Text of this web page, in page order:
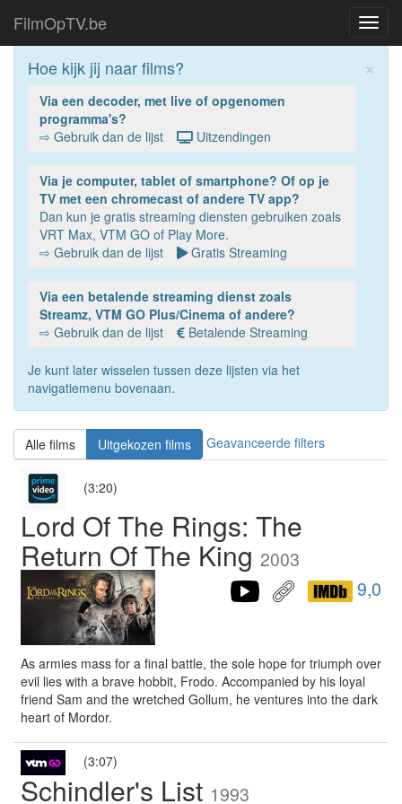
FilmOpTV.be
×
Hoe kijk jij naar films?
Via een decoder, met live of opgenomen
programma's?
⇨ Gebruik dan de lijst
Uitzendingen
Via je computer, tablet of smartphone? Of op je
TV met een chromecast of andere TV app?
Dan kun je gratis streaming diensten gebruiken zoals
VRT Max, VTM GO of Play More.
⇨ Gebruik dan de lijst
Gratis Streaming
Via een betalende streaming dienst zoals
Streamz, VTM GO Plus/Cinema of andere?
⇨ Gebruik dan de lijst
Betalende Streaming
Je kunt later wisselen tussen deze lijsten via het
navigatiemenu bovenaan.
Alle films Uitgekozen films Geavanceerde filters
(3:20)
Lord Of The Rings: The
Return Of The King 2003
9,0
As armies mass for a final battle, the sole hope for triumph over
evil lies with a brave hobbit, Frodo. Accompanied by his loyal
friend Sam and the wretched Gollum, he ventures into the dark
heart of Mordor.
(3:07)
Schindler's List 1993